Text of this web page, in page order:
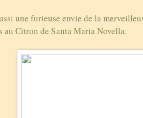
une furieuse envie de la
au Citron de Santa Maria Novella.